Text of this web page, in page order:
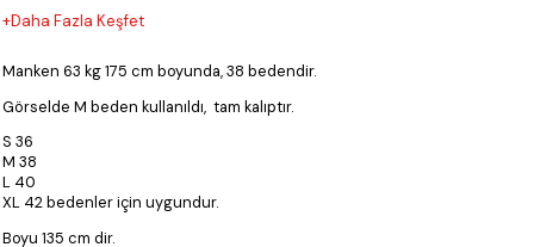
+Daha Fazla Keşfet
Manken 63 kg 175 cm boyunda, 38 bedendir.
Görselde M beden kullanıldı, tam kalıptır.
S 36
M 38
L 40
XL 42 bedenler için uygundur.
Boyu 135 cm dir.